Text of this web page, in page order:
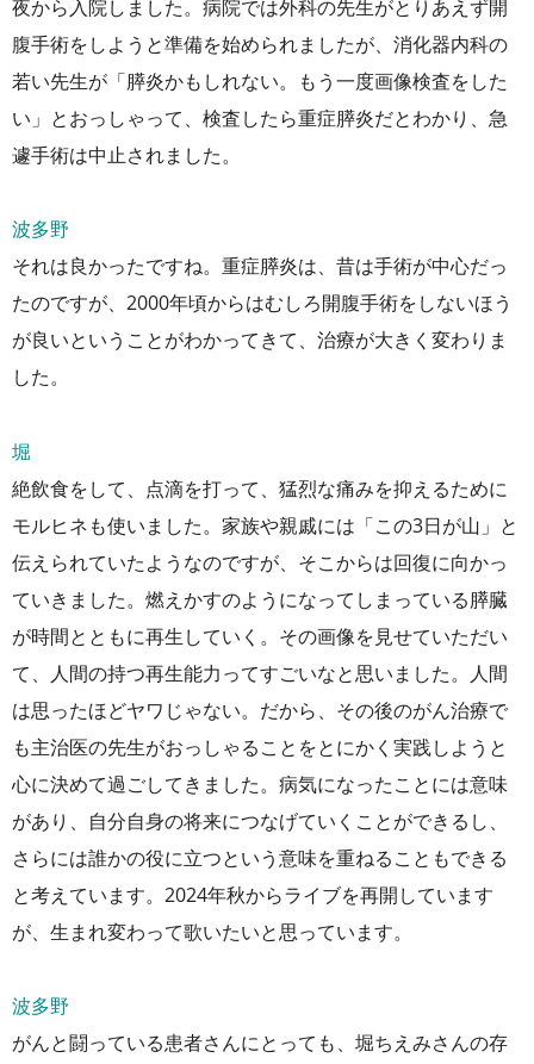
夜から入院しました。病院では外科の先生がとりあえず開
腹手術をしようと準備を始められましたが、消化器内科の
若い先生が「膵炎かもしれない。もう一度画像検査をした
い」とおっしゃって、検査したら重症膵炎だとわかり、急
遽手術は中止されました。
波多野
それは良かったですね。重症膵炎は、昔は手術が中心だっ
たのですが、2000年頃からはむしろ開腹手術をしないほう
が良いということがわかってきて、治療が大きく変わりま
した。
堀
絶飲食をして、点滴を打って、猛烈な痛みを抑えるために
モルヒネも使いました。家族や親戚には「この3日が山」と
伝えられていたようなのですが、そこからは回復に向かっ
ていきました。燃えかすのようになってしまっている膵臓
が時間とともに再生していく。その画像を見せていただい
て、人間の持つ再生能力ってすごいなと思いました。人間
は思ったほどヤワじゃない。だから、その後のがん治療で
も主治医の先生がおっしゃることをとにかく実践しようと
心に決めて過ごしてきました。病気になったことには意味
があり、自分自身の将来につなげていくことができるし、
さらには誰かの役に立つという意味を重ねることもできる
と考えています。2024年秋からライブを再開しています
が、生まれ変わって歌いたいと思っています。
波多野
がんと闘っている患者さんにとっても、堀ちえみさんの存